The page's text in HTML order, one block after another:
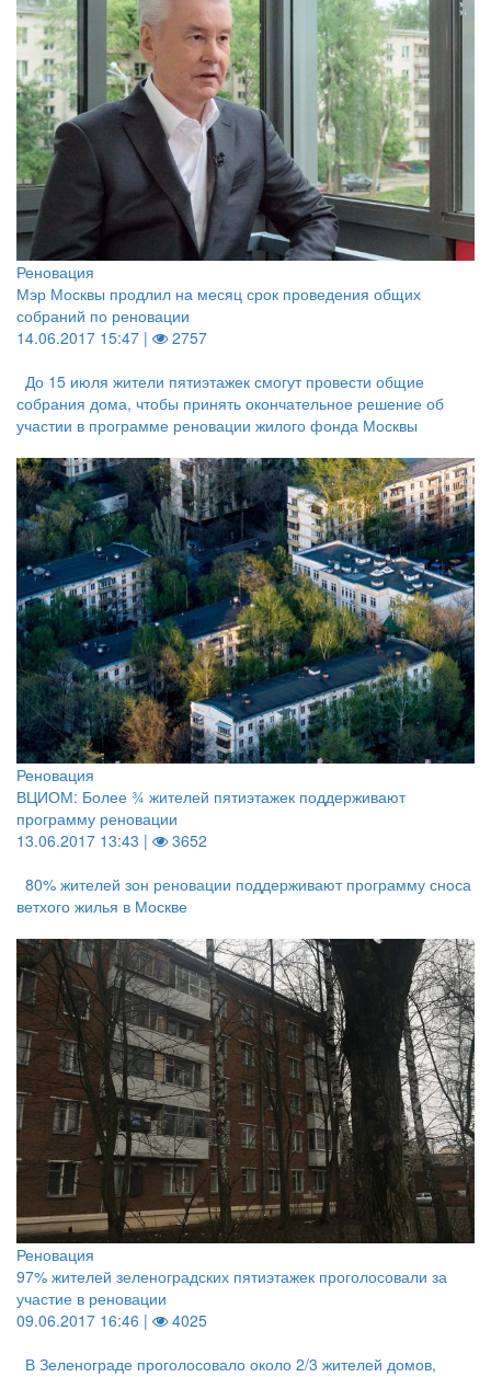
Реновация
Мэр Москвы продлил на месяц срок проведения общих
собраний по реновации
14.06.2017 15:47 |
2757
До 15 июля жители пятиэтажек смогут провести общие
собрания дома, чтобы принять окончательное решение об
участии в программе реновации жилого фонда Москвы
Реновация
ВЦИОМ: Более ¾ жителей пятиэтажек поддерживают
программу реновации
13.06.2017 13:43 |
3652
80% жителей зон реновации поддерживают программу сноса
ветхого жилья в Москве
Реновация
97% жителей зеленоградских пятиэтажек проголосовали за
участие в реновации
09.06.2017 16:46 |
4025
В Зеленограде проголосовало около 2/3 жителей домов,